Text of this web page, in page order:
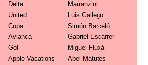
Delta
Marranzini
United
Luis Gallego
Copa
Simón Barceló
Avianca
Gabriel Escarrer
Gol
Miguel Fluxá
Apple Vacations
Abel Matutes